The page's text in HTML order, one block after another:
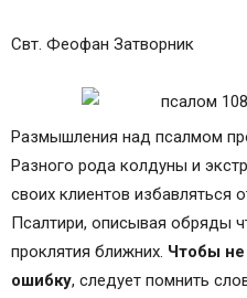
Свт. Феофан Затворник
Размышления над псалмом
Разного рода колдуны и
своих клиентов избавляться
Псалтири, описывая обряды
проклятия ближних. Чтобы
ошибку, следует помнить